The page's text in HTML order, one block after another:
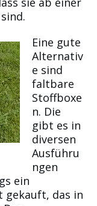
Eine gute
Alternativ
e sind
faltbare
Stoffboxe
n. Die
gibt es in
diversen
Ausführu
ngen
ein
gekauft, das in